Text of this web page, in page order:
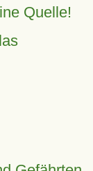
Quelle!